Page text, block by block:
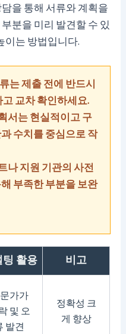
을 통해 서류와 계획을
분을 미리 발견할 수 있
이는 방법입니다.
는 제출 전에 반드시
교차 확인하세요.
서는 현실적이고 구
수치를 중심으로 작
나 지원 기관의 사전
부족한 부분을 보완
팅 활용 비고
가가
및 오
발견
정확성 크
게 향상